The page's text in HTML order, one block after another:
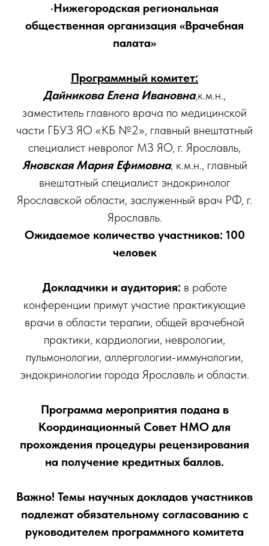
·Нижегородская региональная
общественная организация «Врачебная
палата»
Программный комитет:
Дайникова Елена Ивановна,к.м.н.,
заместитель главного врача по медицинской
части ГБУЗ ЯО «КБ №2», главный внештатный
специалист невролог МЗ ЯО, г. Ярославль,
Яновская Мария Ефимовна, к.м.н., главный
внештатный специалист эндокринолог
Ярославской области, заслуженный врач РФ, г.
Ярославль.
Ожидаемое количество участников: 100
человек
Докладчики и аудитория: в работе
конференции примут участие практикующие
врачи в области терапии, общей врачебной
практики, кардиологии, неврологии,
пульмонологии, аллергологии-иммунологии,
эндокринологии города Ярославль и области.
Программа мероприятия подана в
Координационный Совет НМО для
прохождения процедуры рецензирования
на получение кредитных баллов.
Важно! Темы научных докладов участников
подлежат обязательному согласованию с
руководителем программного комитета